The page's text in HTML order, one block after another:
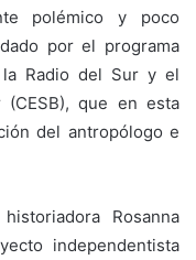
polémico y poco
por el programa
Radio del Sur y el
que en esta
del antropólogo e
Rosanna
independentista